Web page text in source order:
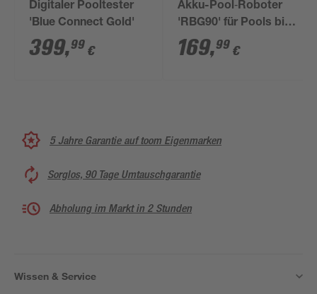
Digitaler Pooltester
'Blue Connect Gold'
399,99 €
Akku-Pool‑Roboter
'RBG90' für Pools bis
80 m²
169,99 €
5 Jahre Garantie auf toom Eigenmarken
Sorglos, 90 Tage Umtauschgarantie
Abholung im Markt in 2 Stunden
Wissen & Service